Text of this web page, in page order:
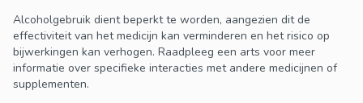
Alcoholgebruik dient beperkt te worden, aangezien dit de
effectiviteit van het medicijn kan verminderen en het risico op
bijwerkingen kan verhogen. Raadpleeg een arts voor meer
informatie over specifieke interacties met andere medicijnen of
supplementen.